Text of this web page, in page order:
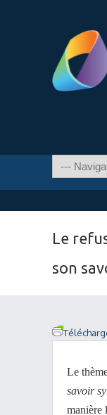
Le
son
Le
savoir
manière